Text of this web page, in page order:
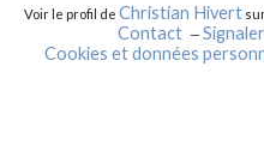
Voir le profil deChristian Hivert
Contact
Cookies et données